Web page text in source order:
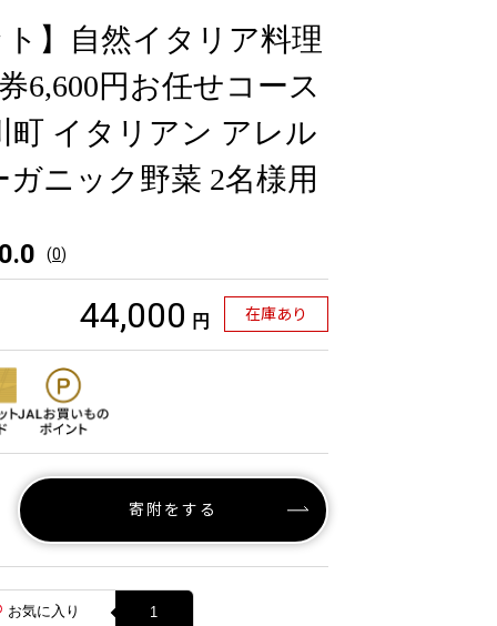
ト】自然イタリア料理
6,600円お任せコース
町 イタリアン アレル
ニック野菜 2名様用
0.0 (0)
44,000 円 在庫あり
寄附をする
お気に入り 1